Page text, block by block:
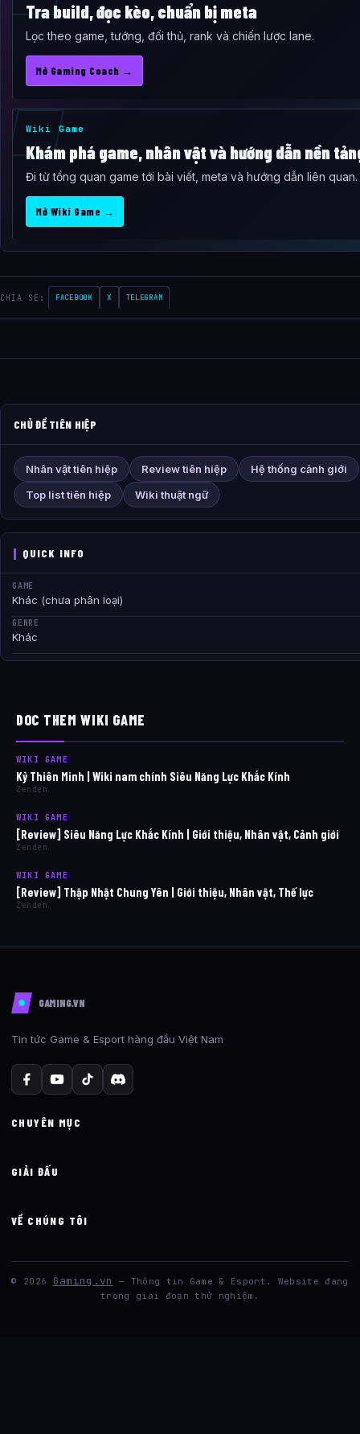
Tra build, đọc kèo, chuẩn bị meta
Lọc theo game, tướng, đối thủ, rank và chiến lược lane.
Mở Gaming Coach →
Wiki Game
Khám phá game, nhân vật và hướng dẫn nền
Đi từ tổng quan game tới bài viết, meta và hướng dẫn liên quan.
Mở Wiki Game →
CHIA SE: FACEBOOK X TELEGRAM
CHỦ ĐỀ TIÊN HIỆP
Nhân vật tiên hiệp Review tiên hiệp
Hệ thống cảnh giới
Top list tiên hiệp
Wiki thuật ngữ
QUICK INFO
GAME
Khác (chưa phân loại)
GENRE
Khác
DOC THEM WIKI GAME
WIKI GAME
Kỷ Thiên Minh | Wiki nam chính Siêu Năng Lực Khắc Kính
Zenden
WIKI GAME
[Review] Siêu Năng Lực Khắc Kính | Giới thiệu, Nhân vật, Cảnh giới
Zenden
WIKI GAME
[Review] Thập Nhật Chung Yên | Giới thiệu, Nhân vật, Thế lực
Zenden
GAMING.VN
Tin tức Game & Esport hàng đầu Việt Nam
CHUYÊN MỤC
GIẢI ĐẤU
VỀ CHÚNG TÔI
© 2026 Gaming.vn
— Thông tin Game & Esport. Website đang
trong giai đoạn thử nghiệm.